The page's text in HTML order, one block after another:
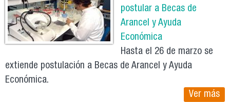
postular a Becas de
Arancel y Ayuda
Económica
Hasta el 26 de marzo se
extiende postulación a Becas de Arancel y Ayuda
Económica.
Ver más